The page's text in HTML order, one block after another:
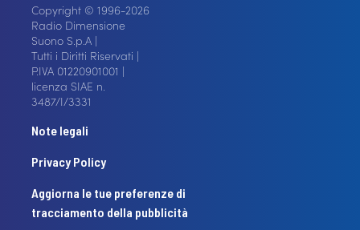
Copyright © 1996-2026
Radio Dimensione
Suono S.p.A |
Tutti i Diritti Riservati |
P.IVA 01220901001 |
licenza SIAE n.
3487/I/3331
Note legali
Privacy Policy
Aggiorna le tue preferenze di
tracciamento della pubblicità